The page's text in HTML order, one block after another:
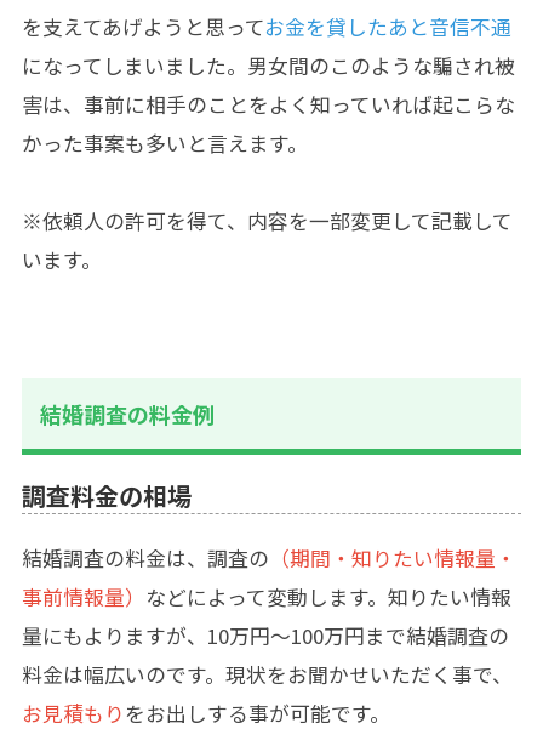
を支えてあげようと思ってお金を貸したあと音信不通
になってしまいました。男女間のこのような騙され被
害は、事前に相手のことをよく知っていれば起こらな
かった事案も多いと言えます。
※依頼人の許可を得て、内容を一部変更して記載して
います。
結婚調査の料金例
調査料金の相場
結婚調査の料金は、調査の （期間・知りたい情報量・
事前情報量） などによって変動します。知りたい情報
量にもよりますが、10万円～100万円まで結婚調査の
料金は幅広いのです。現状をお聞かせいただく事で、
お見積もりをお出しする事が可能です。